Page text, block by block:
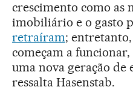
crescimento como as
imobiliário e o gasto
retraíram;
começam a
uma nova geração de
ressalta Hasenstab.